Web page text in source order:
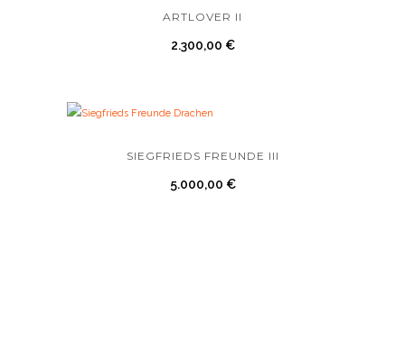
ARTLOVER II
2.300,00 €
SIEGFRIEDS FREUNDE III
5.000,00 €